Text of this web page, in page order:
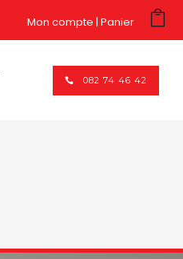
Mon compte Panier
082 74 46 42